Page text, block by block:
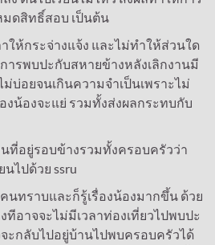
มดสิทธิ์สอบ เป็นต้น
ให้กระจ่างแจ้ง และไม่ทำให้ส่วนใด
ารพบปะกับสหายข้างหลังเลิกงานมี
บ่อยจนเกินความจำเป็นเพราะไม่
น้องจะแย่ รวมทั้งส่งผลกระทบกับ
ที่อยู่รอบข้างรวมทั้งครอบครัวว่า
นไปด้วย ssru
นทราบและก็รู้เรื่องน้องมากขึ้น ด้วย
ทีอาจจะไม่มีเวลาท่องเที่ยวไปพบปะ
ะกลับไปอยู่บ้านไปพบครอบครัวได้